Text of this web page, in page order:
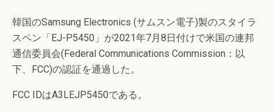
韓国のSamsung Electronics (サムスン電子)製のスタイラ
スペン「EJ-P5450」が2021年7月8日付けで米国の連邦
通信委員会(Federal Communications Commission：以
下、FCC)の認証を通過した。
FCC IDはA3LEJP5450である。